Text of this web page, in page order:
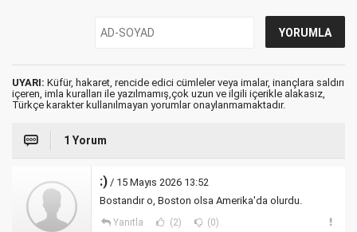
UYARI: Küfür, hakaret, rencide edici cümleler veya imalar, inançlara saldırı
içeren, imla kuralları ile yazılmamış,çok uzun ve ilgili içerikle alakasız,
Türkçe karakter kullanılmayan yorumlar onaylanmamaktadır.
1 Yorum
:) / 15 Mayıs 2026 13:52
Bostandır o, Boston olsa Amerika'da olurdu.
Yanıtla (2) (0)